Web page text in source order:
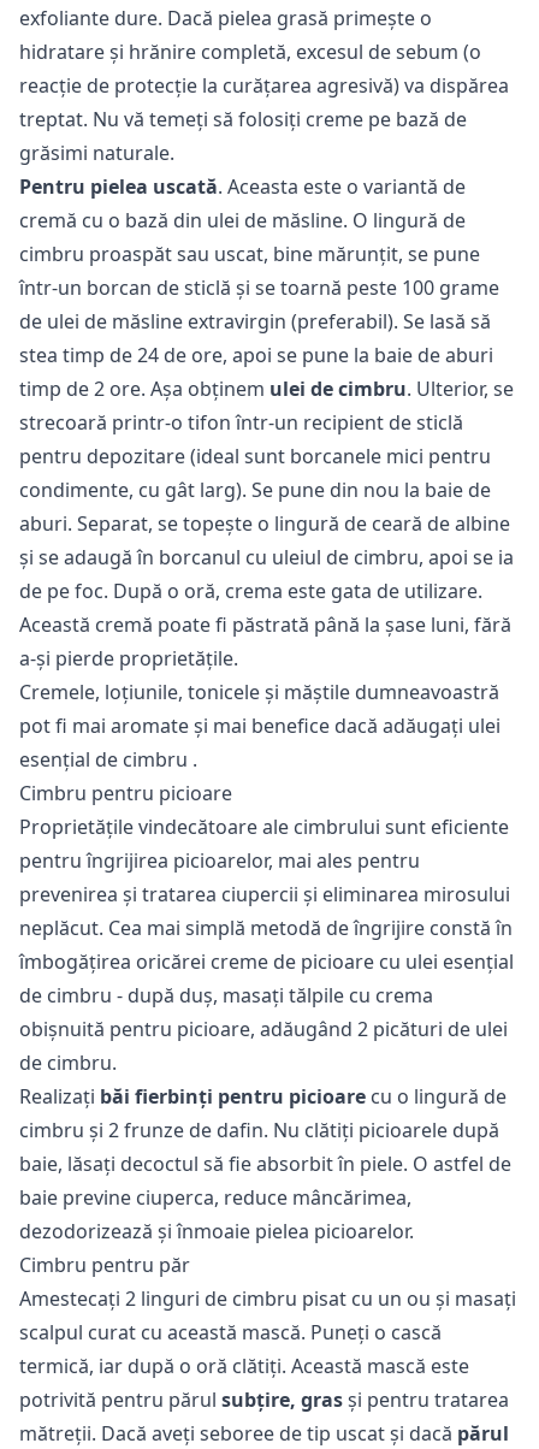
exfoliante dure. Dacă pielea grasă primește o
hidratare și hrănire completă, excesul de sebum (o
reacție de protecție la curățarea agresivă) va dispărea
treptat. Nu vă temeți să folosiți creme pe bază de
grăsimi naturale.
Pentru pielea uscată. Aceasta este o variantă de
cremă cu o bază din ulei de măsline. O lingură de
cimbru proaspăt sau uscat, bine mărunțit, se pune
într-un borcan de sticlă și se toarnă peste 100 grame
de ulei de măsline extravirgin (preferabil). Se lasă să
stea timp de 24 de ore, apoi se pune la baie de aburi
timp de 2 ore. Așa obținem ulei de cimbru. Ulterior, se
strecoară printr-o tifon într-un recipient de sticlă
pentru depozitare (ideal sunt borcanele mici pentru
condimente, cu gât larg). Se pune din nou la baie de
aburi. Separat, se topește o lingură de ceară de albine
și se adaugă în borcanul cu uleiul de cimbru, apoi se ia
de pe foc. După o oră, crema este gata de utilizare.
Această cremă poate fi păstrată până la șase luni, fără
a-și pierde proprietățile.
Cremele, loțiunile, tonicele și măștile dumneavoastră
pot fi mai aromate și mai benefice dacă adăugați ulei
esențial de cimbru .
Cimbru pentru picioare
Proprietățile vindecătoare ale cimbrului sunt eficiente
pentru îngrijirea picioarelor, mai ales pentru
prevenirea și tratarea ciupercii și eliminarea mirosului
neplăcut. Cea mai simplă metodă de îngrijire constă în
îmbogățirea oricărei creme de picioare cu ulei esențial
de cimbru - după duș, masați tălpile cu crema
obișnuită pentru picioare, adăugând 2 picături de ulei
de cimbru.
Realizați băi fierbinți pentru picioare cu o lingură de
cimbru și 2 frunze de dafin. Nu clătiți picioarele după
baie, lăsați decoctul să fie absorbit în piele. O astfel de
baie previne ciuperca, reduce mâncărimea,
dezodorizează și înmoaie pielea picioarelor.
Cimbru pentru păr
Amestecați 2 linguri de cimbru pisat cu un ou și masați
scalpul curat cu această mască. Puneți o cască
termică, iar după o oră clătiți. Această mască este
potrivită pentru părul subțire, grasși pentru tratarea
mătreții. Dacă aveți seboree de tip uscat și dacă părul